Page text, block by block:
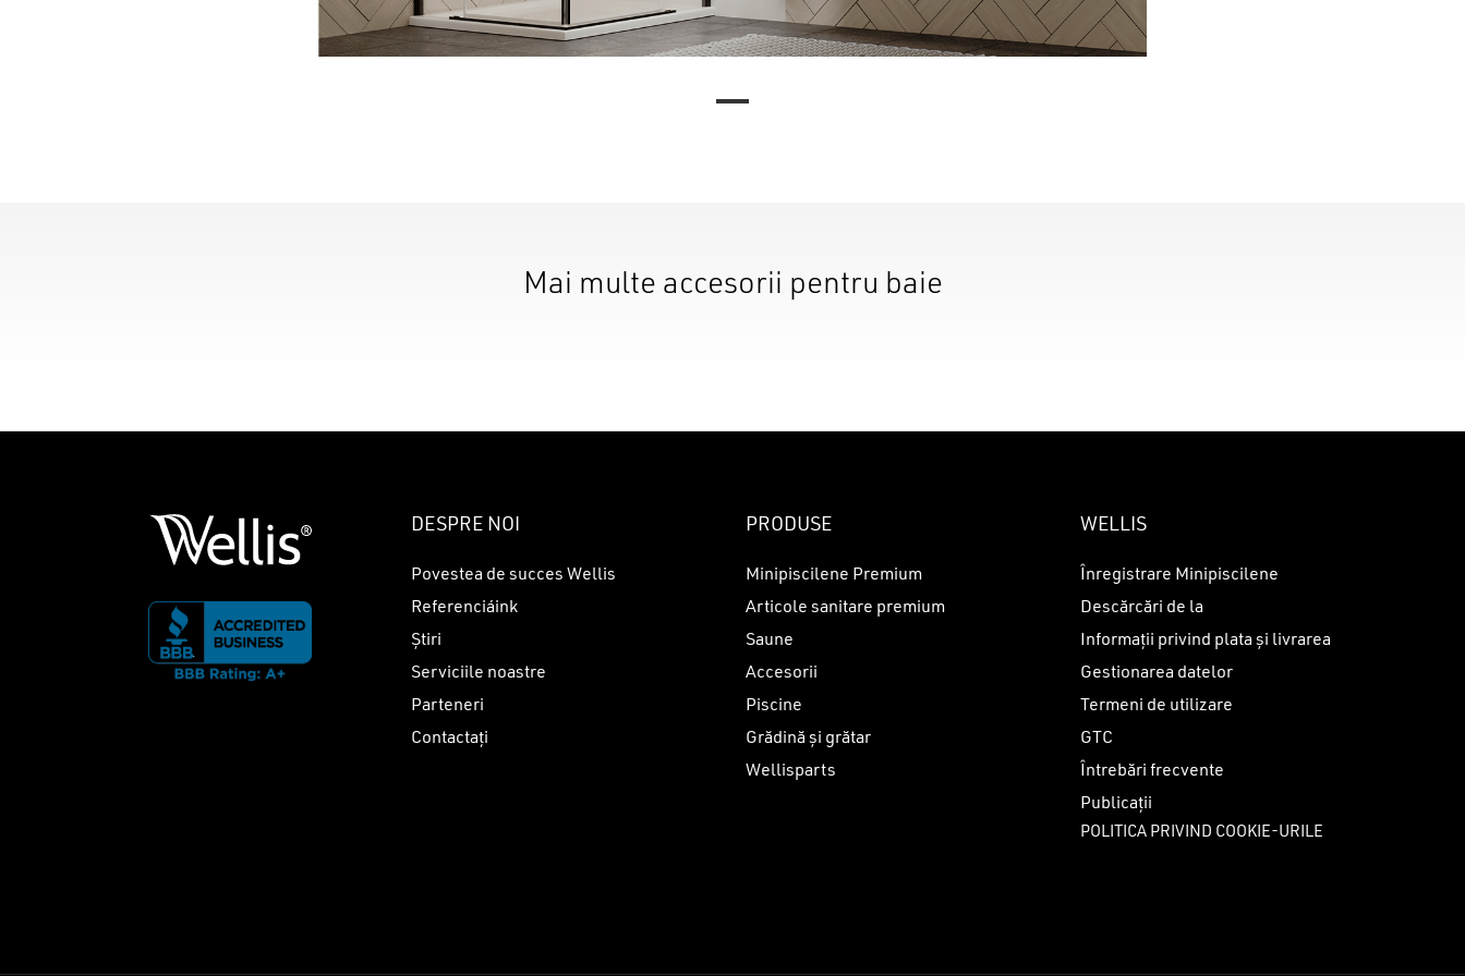
Mai multe accesorii pentru baie
DESPRE NOI
Povestea de succes Wellis
Referenciáink
Știri
Serviciile noastre
Parteneri
Contactați
PRODUSE
Minipiscilene Premium
Articole sanitare premium
Saune
Accesorii
Piscine
Grădină și grătar
Wellisparts
WELLIS
Înregistrare Minipiscilene
Descărcări de la
Informații privind plata și livrarea
Gestionarea datelor
Termeni de utilizare
GTC
Întrebări frecvente
Publicații
POLITICA PRIVIND COOKIE-URILE